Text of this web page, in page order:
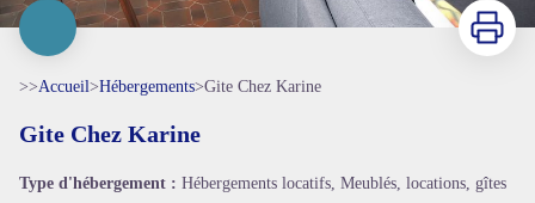
Imprimer
>>Accueil>Hébergements>Gite Chez Karine
Gite Chez Karine
Type d'hébergement : Hébergements locatifs, Meublés, locations, gîtes